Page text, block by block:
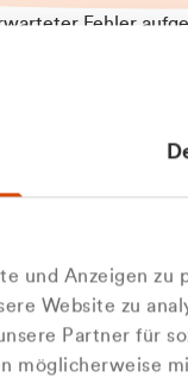
und Anzeigen
Website zu
Partner für
möglicherweise
Fehler
Fehler an. Wir
Wir sind